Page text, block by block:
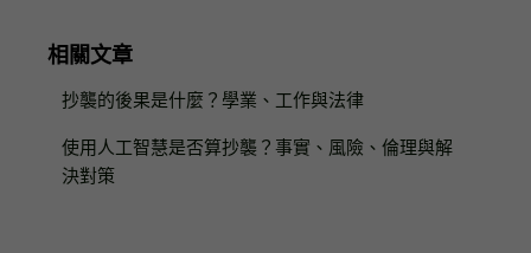
相關文章
抄襲的後果是什麼？學業、工作與法律
使用人工智慧是否算抄襲？事實、風險、倫理與解
決對策